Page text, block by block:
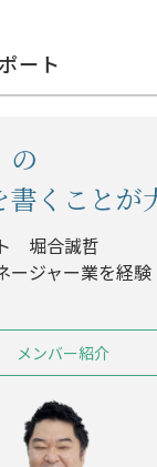
ート
の
書くことが
堀合誠哲
ージャー業を経験
メンバー紹介